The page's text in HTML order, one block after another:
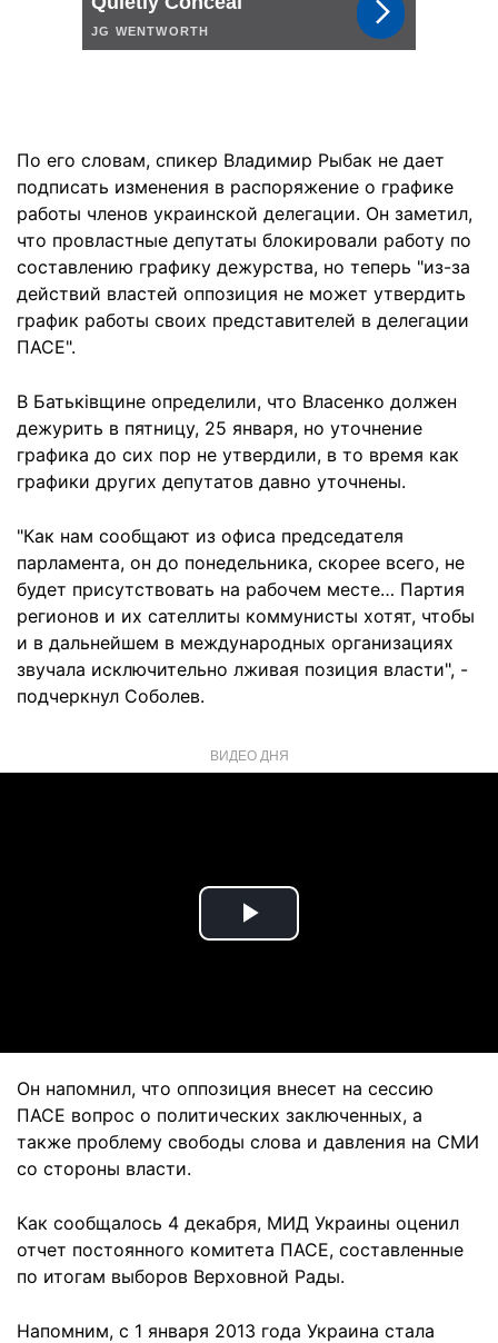
По его словам, спикер Владимир Рыбак не дает
подписать изменения в распоряжение о графике
работы членов украинской делегации. Он заметил,
что провластные депутаты блокировали работу по
составлению графику дежурства, но теперь "из-за
действий властей оппозиция не может утвердить
график работы своих представителей в делегации
ПАСЕ".
В Батьківщине определили, что Власенко должен
дежурить в пятницу, 25 января, но уточнение
графика до сих пор не утвердили, в то время как
графики других депутатов давно уточнены.
"Как нам сообщают из офиса председателя
парламента, он до понедельника, скорее всего, не
будет присутствовать на рабочем месте… Партия
регионов и их сателлиты коммунисты хотят, чтобы
и в дальнейшем в международных организациях
звучала исключительно лживая позиция власти", -
подчеркнул Соболев.
ВИДЕО ДНЯ
Play
Он напомнил, что оппозиция внесет на сессию
ПАСЕ вопрос о политических заключенных, а
также проблему свободы слова и давления на СМИ
со стороны власти.
Как сообщалось 4 декабря, МИД Украины оценил
отчет постоянного комитета ПАСЕ, составленные
по итогам выборов Верховной Рады.
Напомним, с 1 января 2013 года Украина стала